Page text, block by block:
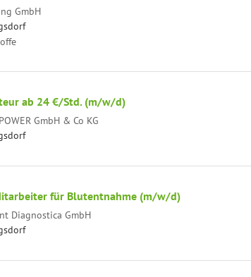
GmbH
ab 24 €/Std. (m/w/d)
GmbH & Co KG
für Blutentnahme (m/w/d)
Diagnostica GmbH